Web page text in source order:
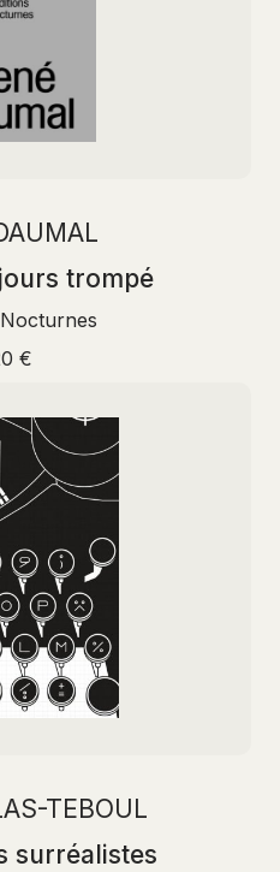
trompé
€
TEBOUL
surréalistes